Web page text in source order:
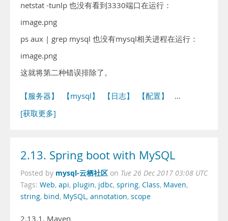
netstat -tunlp 也没有看到3330端口在运行：
image.png
ps aux | grep mysql 也没有mysql相关进程在运行：
image.png
这就将第二种错误排除了。
【服务器】 【mysql】 【日志】 【配置】
…
[获取更多]
2.13. Spring boot with MySQL
Posted by mysql-云栖社区 on Tue 26 Dec 2017 03:08 UTC
Tags: Web, api, plugin, jdbc, spring, Class, Maven,
string, bind, MySQL, annotation, scope
2.13.1. Maven